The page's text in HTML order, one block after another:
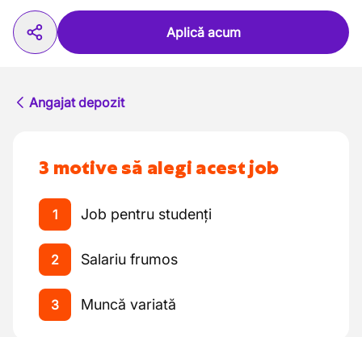
Aplică acum
Angajat depozit
3 motive să alegi acest job
1 Job pentru studenți
2 Salariu frumos
3 Muncă variată